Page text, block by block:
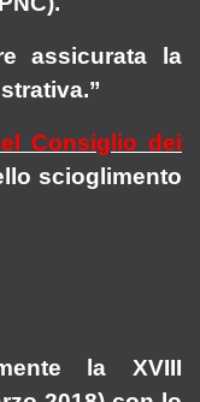
assicurata la
Consiglio dei
scioglimento
la XVIII